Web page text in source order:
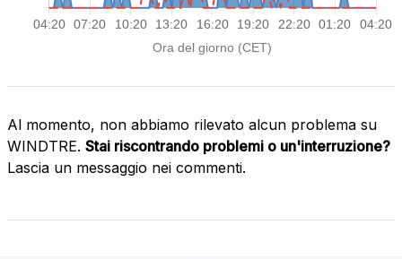
Al momento, non abbiamo rilevato alcun problema su
WINDTRE. Stai riscontrando problemi o un'interruzione?
Lascia un messaggio nei commenti.